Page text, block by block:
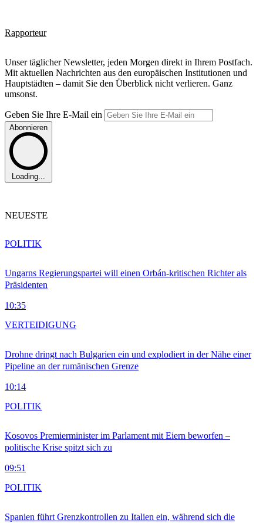
Rapporteur
Unser täglicher Newsletter, jeden Morgen direkt in Ihrem Postfach.
Mit aktuellen Nachrichten aus den europäischen Institutionen und
Hauptstädten – damit Sie den Überblick nicht verlieren. Ganz
umsonst.
Geben Sie Ihre E-Mail ein
Abonnieren
Loading...
NEUESTE
Ungarns Regierungspartei will einen Orbán-kritischen Richter als
Präsidenten
10:35
POLITIK
Drohne dringt nach Bulgarien ein und explodiert in der Nähe einer
Pipeline an der rumänischen Grenze
10:14
VERTEIDIGUNG
Kosovos Premierminister im Parlament mit Eiern beworfen –
politische Krise spitzt sich zu
09:51
POLITIK
Spanien führt Grenzkontrollen zu Italien ein, während sich die
POLITIK